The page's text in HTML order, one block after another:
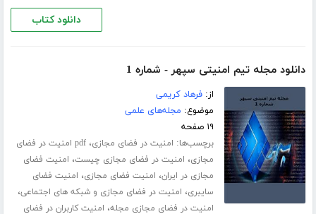
دانلود کتاب
دانلود مجله تیم امنیتی سپهر - شماره 1
از:فرهاد کریمی
موضوع: مجله‌های علمی
۱۹ صفحه
برچسب‌ها: امنیت در فضای مجازی،
pdf امنیت در فضای
مجازی، امنیت در فضای مجازی چیست، امنیت فضای
مجازی در ایران، امنیت فضای مجازی، امنیت فضای
سایبری، امنیت در فضای مجازی و شبکه های اجتماعی،
امنیت در فضای مجازی مجله، امنیت کاربران در فضای